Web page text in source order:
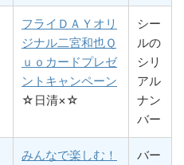
フライＤＡＹオリ
ジナル二宮和也Ｑ
ｕｏカードプレゼ
ントキャンペーン
☆日清×☆
シー
ルの
シリ
アル
ナン
バー
みんなで楽しむ！
バー